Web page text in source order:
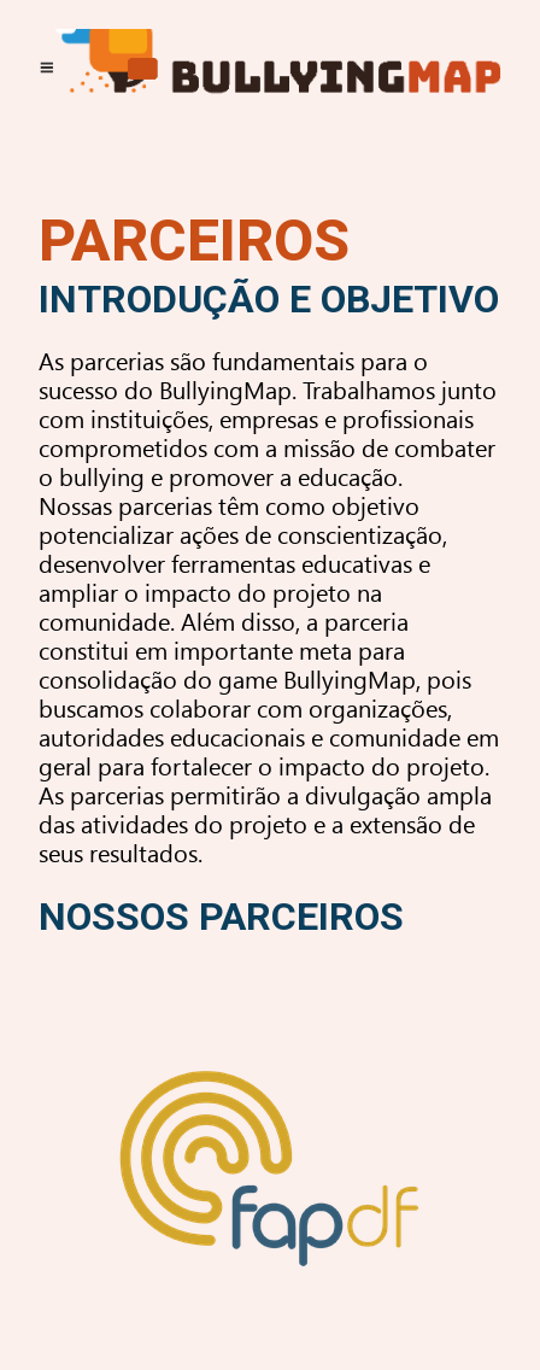
PARCEIROS
INTRODUÇÃO E OBJETIVO
As parcerias são fundamentais para o
sucesso do BullyingMap. Trabalhamos junto
com instituições, empresas e profissionais
comprometidos com a missão de combater
o bullying e promover a educação.
Nossas parcerias têm como objetivo
potencializar ações de conscientização,
desenvolver ferramentas educativas e
ampliar o impacto do projeto na
comunidade. Além disso, a parceria
constitui em importante meta para
consolidação do game BullyingMap, pois
buscamos colaborar com organizações,
autoridades educacionais e comunidade em
geral para fortalecer o impacto do projeto.
As parcerias permitirão a divulgação ampla
das atividades do projeto e a extensão de
seus resultados.
NOSSOS PARCEIROS